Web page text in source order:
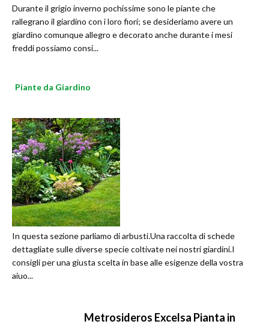
Durante il grigio inverno pochissime sono le piante che
rallegrano il giardino con i loro fiori; se desideriamo avere un
giardino comunque allegro e decorato anche durante i mesi
freddi possiamo consi...
Piante da Giardino
In questa sezione parliamo di arbusti.Una raccolta di schede
dettagliate sulle diverse specie coltivate nei nostri giardini.I
consigli per una giusta scelta in base alle esigenze della vostra
aiuo...
Metrosideros Excelsa Pianta in